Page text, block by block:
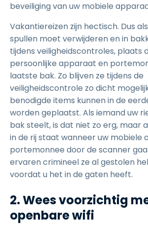
beveiliging van uw mobiele
Vakantiereizen zijn hectisch. Dus
spullen moet verwijderen en in
tijdens veiligheidscontroles, plaats
persoonlijke apparaat en
laatste bak. Zo blijven ze tijdens de
veiligheidscontrole zo dicht
benodigde items kunnen in de
worden geplaatst. Als iemand uw
bak steelt, is dat niet zo erg, maar
in de rij staat wanneer uw mobiele
portemonnee door de scanner
ervaren crimineel ze al gestolen
voordat u het in de gaten heeft.
2. Wees voorzichtig
openbare wifi